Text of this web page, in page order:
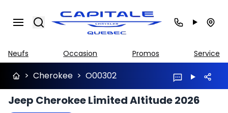
Search
Neufs Occasion Promos Service
> Cherokee > O00302
Jeep Cherokee Limited Altitude 2026